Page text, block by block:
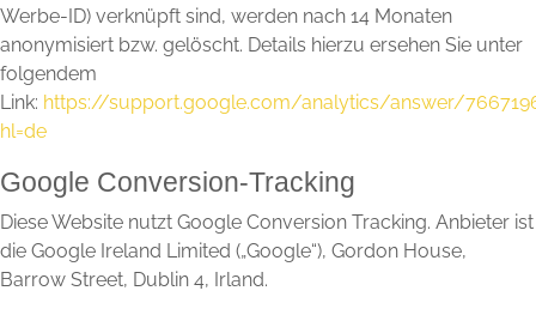
Werbe-ID) verknüpft sind, werden nach 14 Monaten
anonymisiert bzw. gelöscht. Details hierzu ersehen Sie unter
folgendem
Link: https://support.google.com/analytics/answer/
hl=de
Google Conversion-Tracking
Diese Website nutzt Google Conversion Tracking. Anbieter ist
die Google Ireland Limited („Google“), Gordon House,
Barrow Street, Dublin 4, Irland.